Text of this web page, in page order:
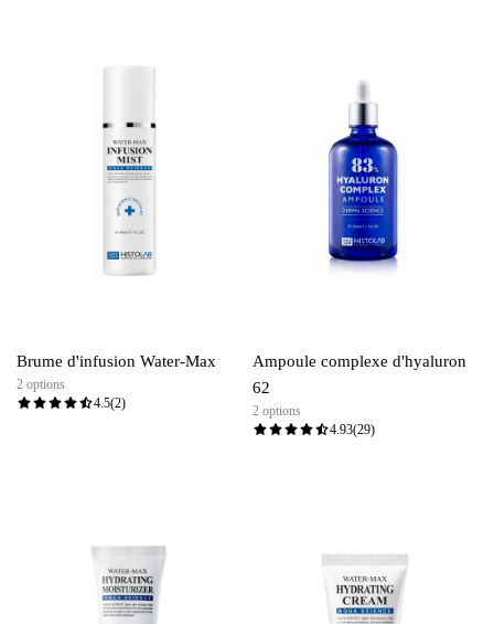
Brume d'infusion Water-Max
2 options
4.5(2)
Ampoule complexe d'hyaluron
62
2 options
4.93(29)